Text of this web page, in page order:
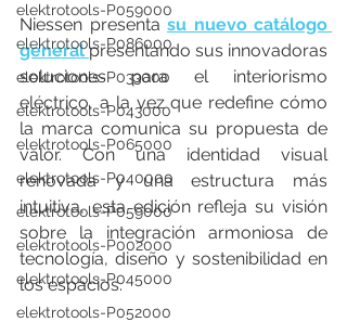
elektrotools-P059000
elektrotools-P086000
elektrotools-P033000
elektrotools-P043000
elektrotools-P065000
elektrotools-P040000
elektrotools-P059000
elektrotools-P002000
elektrotools-P045000
elektrotools-P052000
Niessen presenta su nuevo catálogo
general presentando sus innovadoras
soluciones para el interiorismo
eléctrico, a la vez que redefine cómo
la marca comunica su propuesta de
valor. Con una identidad visual
renovada y una estructura más
intuitiva, esta edición refleja su visión
sobre la integración armoniosa de
tecnología, diseño y sostenibilidad en
los espacios.